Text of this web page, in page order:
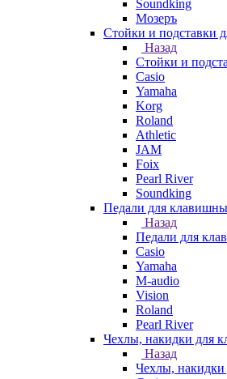
Soundking
Мозеръ
Стойки и подставки
Назад
Стойки и
Casio
Yamaha
Korg
Roland
Athletic
JAM
Foix
Pearl River
Soundking
Педали для
Назад
Педали для
Casio
Yamaha
M-audio
Vision
Roland
Pearl River
Чехлы, накидки для
Назад
Чехлы,